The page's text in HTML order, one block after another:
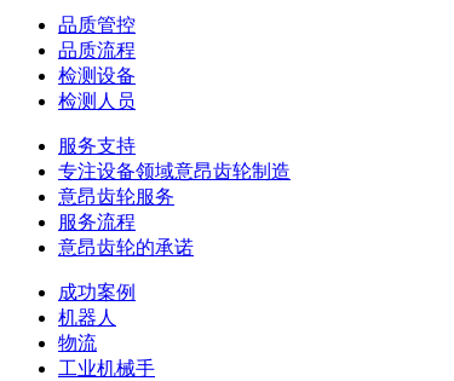
品质管控
品质流程
检测设备
检测人员
服务支持
专注设备领域意昂齿轮制造
意昂齿轮服务
服务流程
意昂齿轮的承诺
成功案例
机器人
物流
工业机械手